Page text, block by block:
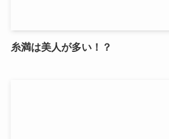
糸満は美人が多い！？